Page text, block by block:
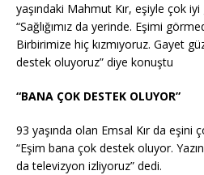
yaşındaki Mahmut Kır, eşiyle çok
“Sağlığımız da yerinde. Eşimi
Birbirimize hiç kızmıyoruz. Gayet
destek oluyoruz” diye konuştu
“BANA ÇOK DESTEK OLUYOR”
93 yaşında olan Emsal Kır da eşini
“Eşim bana çok destek oluyor.
da televizyon izliyoruz” dedi.